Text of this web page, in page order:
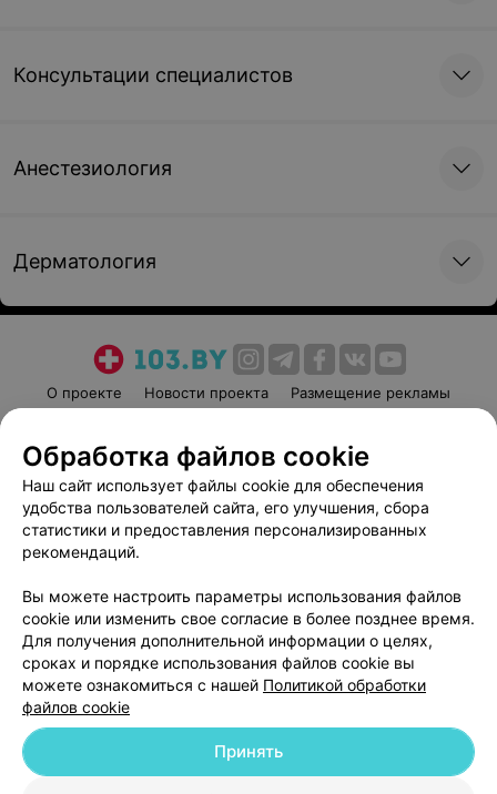
Консультации специалистов
Анестезиология
Дерматология
О проекте Новости проекта
Размещение рекламы
Пользовательское соглашение
Способы оплаты
Вакансии
Партнеры
Написать руководителю 103.by
Обработка персональных данных
© 2026 ООО «Артокс Лаб», УНП 191700409
| 220012, Республика Беларусь,
Обработка файлов cookie
Наш сайт использует файлы cookie для обеспечения
удобства пользователей сайта, его улучшения, сбора
статистики и предоставления персонализированных
рекомендаций.
Вы можете настроить параметры использования файлов
cookie или изменить свое согласие в более позднее время.
Для получения дополнительной информации о целях,
сроках и порядке использования файлов cookie вы
можете ознакомиться с нашей Политикой обработки
файлов cookie
Принять